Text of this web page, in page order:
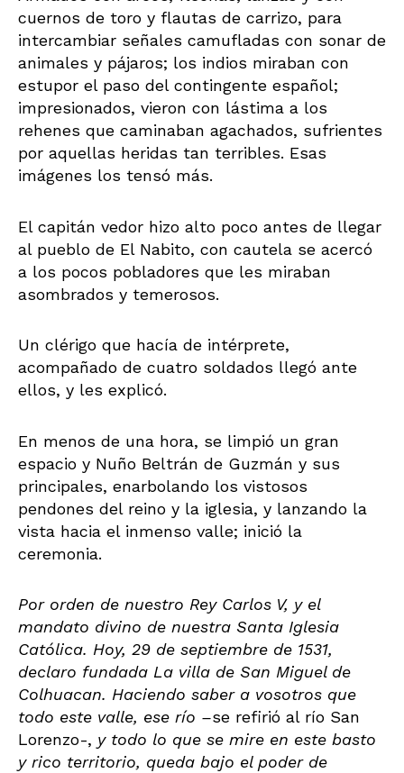
cuernos de toro y flautas de carrizo, para
intercambiar señales camufladas con sonar de
animales y pájaros; los indios miraban con
estupor el paso del contingente español;
impresionados, vieron con lástima a los
rehenes que caminaban agachados, sufrientes
por aquellas heridas tan terribles. Esas
imágenes los tensó más.
El capitán vedor hizo alto poco antes de llegar
al pueblo de El Nabito, con cautela se acercó
a los pocos pobladores que les miraban
asombrados y temerosos.
Un clérigo que hacía de intérprete,
acompañado de cuatro soldados llegó ante
ellos, y les explicó.
En menos de una hora, se limpió un gran
espacio y Nuño Beltrán de Guzmán y sus
principales, enarbolando los vistosos
pendones del reino y la iglesia, y lanzando la
vista hacia el inmenso valle; inició la
ceremonia.
Por orden de nuestro Rey Carlos V, y el
mandato divino de nuestra Santa Iglesia
Católica. Hoy, 29 de septiembre de 1531,
declaro fundada La villa de San Miguel de
Colhuacan. Haciendo saber a vosotros que
todo este valle, ese río –se refirió al río San
Lorenzo-, y todo lo que se mire en este basto
y rico territorio, queda bajo el poder de